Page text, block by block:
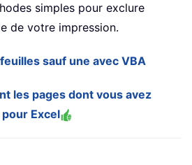
simples pour exclure
de votre impression.
sauf une avec VBA
les pages dont vous avez
Excel